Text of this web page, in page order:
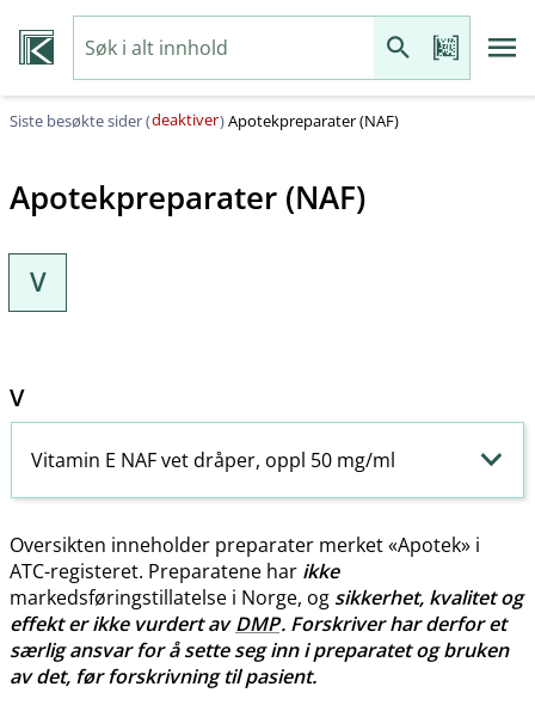
Siste besøkte sider (deaktiver)Apotekpreparater (NAF)
Apotekpreparater (NAF)
V
V
Vitamin E NAF vet dråper, oppl 50 mg/ml
Oversikten inneholder preparater merket «Apotek» i
ATC-registeret. Preparatene har ikke
markedsføringstillatelse i Norge, og sikkerhet, kvalitet og
effekt er ikke vurdert avDMP. Forskriver har derfor et
særlig ansvar for å sette seg inn i preparatet og bruken
av det, før forskrivning til pasient.